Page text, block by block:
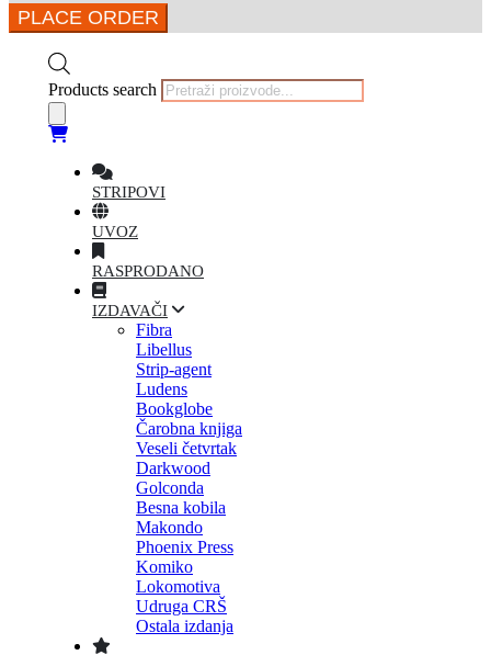
PLACE ORDER
Products search
STRIPOVI
UVOZ
RASPRODANO
IZDAVAČI
Fibra
Libellus
Strip-agent
Ludens
Bookglobe
Čarobna knjiga
Veseli četvrtak
Darkwood
Golconda
Besna kobila
Makondo
Phoenix Press
Komiko
Lokomotiva
Udruga CRŠ
Ostala izdanja